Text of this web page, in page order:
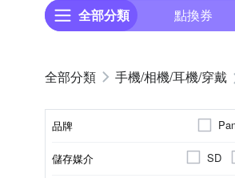
全部分類 點換券
手機/相機/耳機/穿戴
品牌
儲存媒介 SD